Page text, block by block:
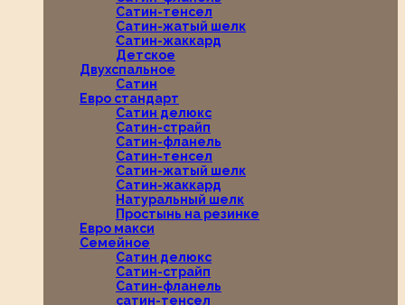
Сатин-тенсел
Сатин-жатый шелк
Сатин-жаккард
Детское
Двухспальное
Сатин
Евро стандарт
Сатин делюкс
Сатин-страйп
Сатин-фланель
Сатин-тенсел
Сатин-жатый шелк
Сатин-жаккард
Натуральный шелк
Простынь на резинке
Евро макси
Семейное
Сатин делюкс
Сатин-страйп
Сатин-фланель
сатин-тенсел